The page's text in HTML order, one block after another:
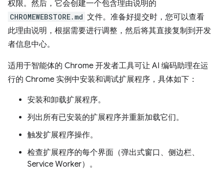
权限。然后，它会创建一个包含理由说明的
CHROMEWEBSTORE.md 文件。准备好提交时，您可以查看
此理由说明，根据需要进行调整，然后将其直接复制到开发
者信息中心。
适用于智能体的 Chrome 开发者工具可让 AI 编码助理在运
行的 Chrome 实例中安装和调试扩展程序，具体如下：
安装和卸载扩展程序。
列出所有已安装的扩展程序并重新加载它们。
触发扩展程序操作。
检查扩展程序的每个界面（弹出式窗口、侧边栏、
Service Worker）。